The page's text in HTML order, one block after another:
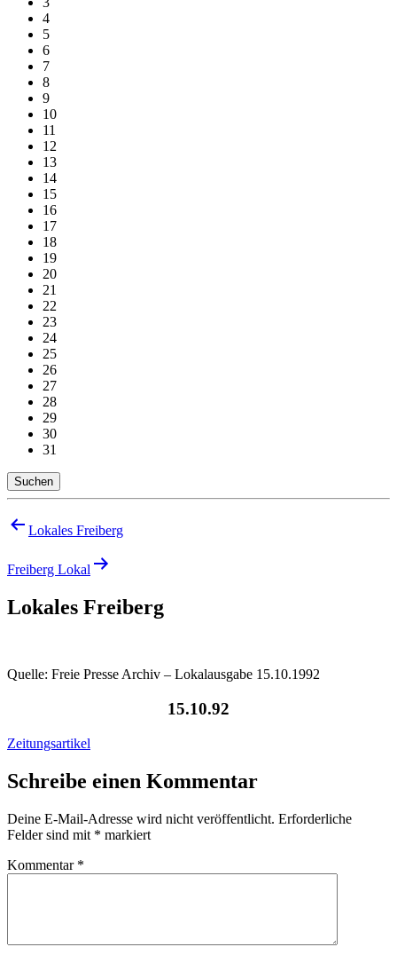
4
5
6
7
8
9
10
11
12
13
14
15
16
17
18
19
20
21
22
23
24
25
26
27
28
29
30
31
Suchen
Beitragsnavigation
Lokales Freiberg
Freiberg Lokal
Lokales Freiberg
Quelle: Freie Presse Archiv – Lokalausgabe 15.10.1992
15.10.92
Zeitungsartikel
Schreibe einen Kommentar
Deine E-Mail-Adresse wird nicht veröffentlicht. Erforderliche
Felder sind mit * markiert
Kommentar *